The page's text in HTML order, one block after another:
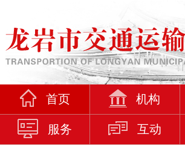
首页 机构
服务 互动